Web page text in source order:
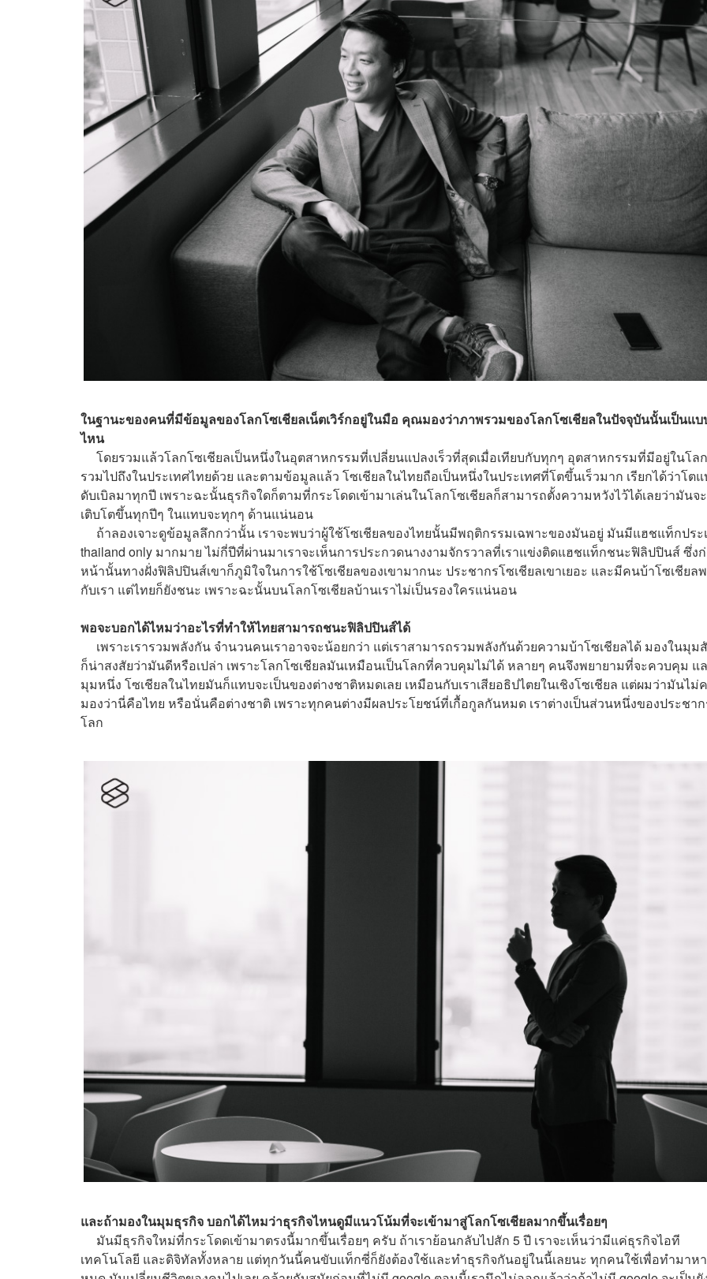
ในฐานะของคนที่มีข้อมูลของโลกโซเชียลเน็ตเวิร์กอยู่ในมือ คุณมองว่าภาพรวมของโลกโซเชียลในปัจจุบันนั้นเป็นแบ
ไหน
โดยรวมแล้วโลกโซเชียลเป็นหนึ่งในอุตสาหกรรมที่เปลี่ยนแปลงเร็วที่สุดเมื่อเทียบกับทุกๆ อุตสาหกรรมที่มีอยู่ในโล
รวมไปถึงในประเทศไทยด้วย และตามข้อมูลแล้ว โซเชียลในไทยถือเป็นหนึ่งในประเทศที่โตขึ้นเร็วมาก เรียกได้ว่าโต
ดับเบิลมาทุกปี เพราะฉะนั้นธุรกิจใดก็ตามที่กระโดดเข้ามาเล่นในโลกโซเชียลก็สามารถตั้งความหวังไว้ได้เลยว่ามันจะ
เติบโตขึ้นทุกปีๆ ในแทบจะทุกๆ ด้านแน่นอน
ถ้าลองเจาะดูข้อมูลลึกกว่านั้น เราจะพบว่าผู้ใช้โซเชียลของไทยนั้นมีพฤติกรรมเฉพาะของมันอยู่ มันมีแฮชแท็กประ
thailand only มากมาย ไม่กี่ปีที่ผ่านมาเราจะเห็นการประกวดนางงามจักรวาลที่เราแข่งติดแฮชแท็กชนะฟิลิปปินส์ ซึ่ง
หน้านั้นทางฝั่งฟิลิปปินส์เขาก็ภูมิใจในการใช้โซเชียลของเขามากนะ ประชากรโซเชียลเขาเยอะ และมีคนบ้าโซเชียล
กับเรา แต่ไทยก็ยังชนะ เพราะฉะนั้นบนโลกโซเชียลบ้านเราไม่เป็นรองใครแน่นอน
พอจะบอกได้ไหมว่าอะไรที่ทำให้ไทยสามารถชนะฟิลิปปินส์ได้
เพราะเรารวมพลังกัน จำนวนคนเราอาจจะน้อยกว่า แต่เราสามารถรวมพลังกันด้วยความบ้าโซเชียลได้ มองในมุม
ก็น่าสงสัยว่ามันดีหรือเปล่า เพราะโลกโซเชียลมันเหมือนเป็นโลกที่ควบคุมไม่ได้ หลายๆ คนจึงพยายามที่จะควบคุม แ
มุมหนึ่ง โซเชียลในไทยมันก็แทบจะเป็นของต่างชาติหมดเลย เหมือนกับเราเสียอธิปไตยในเชิงโซเชียล แต่ผมว่ามันไม่
มองว่านี่คือไทย หรือนั่นคือต่างชาติ เพราะทุกคนต่างมีผลประโยชน์ที่เกื้อกูลกันหมด เราต่างเป็นส่วนหนึ่งของประชา
โลก
และถ้ามองในมุมธุรกิจ บอกได้ไหมว่าธุรกิจไหนดูมีแนวโน้มที่จะเข้ามาสู่โลกโซเชียลมากขึ้นเรื่อยๆ
มันมีธุรกิจใหม่ที่กระโดดเข้ามาตรงนี้มากขึ้นเรื่อยๆ ครับ ถ้าเราย้อนกลับไปสัก 5 ปี เราจะเห็นว่ามีแค่ธุรกิจไอที
เทคโนโลยี และดิจิทัลทั้งหลาย แต่ทุกวันนี้คนขับแท็กซี่ก็ยังต้องใช้และทำธุรกิจกันอยู่ในนี้เลยนะ ทุกคนใช้เพื่อทำมาห